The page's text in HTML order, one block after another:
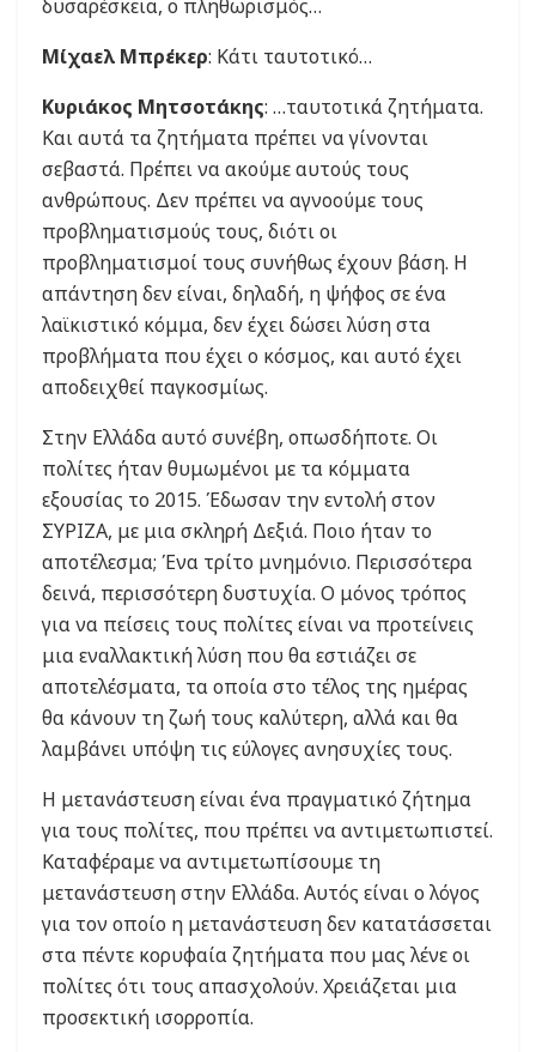
δυσαρέσκεια, ο πληθωρισμός…
Μίχαελ Μπρέκερ: Κάτι ταυτοτικό…
Κυριάκος Μητσοτάκης: …ταυτοτικά ζητήματα.
Και αυτά τα ζητήματα πρέπει να γίνονται
σεβαστά. Πρέπει να ακούμε αυτούς τους
ανθρώπους. Δεν πρέπει να αγνοούμε τους
προβληματισμούς τους, διότι οι
προβληματισμοί τους συνήθως έχουν βάση. Η
απάντηση δεν είναι, δηλαδή, η ψήφος σε ένα
λαϊκιστικό κόμμα, δεν έχει δώσει λύση στα
προβλήματα που έχει ο κόσμος, και αυτό έχει
αποδειχθεί παγκοσμίως.
Στην Ελλάδα αυτό συνέβη, οπωσδήποτε. Οι
πολίτες ήταν θυμωμένοι με τα κόμματα
εξουσίας το 2015. Έδωσαν την εντολή στον
ΣΥΡΙΖΑ, με μια σκληρή Δεξιά. Ποιο ήταν το
αποτέλεσμα; Ένα τρίτο μνημόνιο. Περισσότερα
δεινά, περισσότερη δυστυχία. Ο μόνος τρόπος
για να πείσεις τους πολίτες είναι να προτείνεις
μια εναλλακτική λύση που θα εστιάζει σε
αποτελέσματα, τα οποία στο τέλος της ημέρας
θα κάνουν τη ζωή τους καλύτερη, αλλά και θα
λαμβάνει υπόψη τις εύλογες ανησυχίες τους.
Η μετανάστευση είναι ένα πραγματικό ζήτημα
για τους πολίτες, που πρέπει να αντιμετωπιστεί.
Καταφέραμε να αντιμετωπίσουμε τη
μετανάστευση στην Ελλάδα. Αυτός είναι ο λόγος
για τον οποίο η μετανάστευση δεν κατατάσσεται
στα πέντε κορυφαία ζητήματα που μας λένε οι
πολίτες ότι τους απασχολούν. Χρειάζεται μια
προσεκτική ισορροπία.